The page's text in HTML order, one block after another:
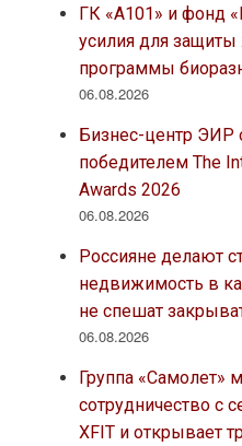
ГК «А101» и фонд
усилия для
программы
06.08.2026
Бизнес-центр ЭИР
победителем The
Awards 2026
06.08.2026
Россияне делают
недвижимость в
не спешат
06.08.2026
Группа «Самолет»
сотрудничество с
XFIT и открывает